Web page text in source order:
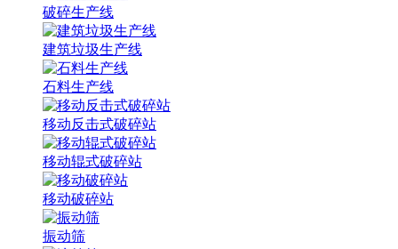
破碎生产线
建筑垃圾生产线
石料生产线
移动反击式破碎站
移动辊式破碎站
移动破碎站
振动筛